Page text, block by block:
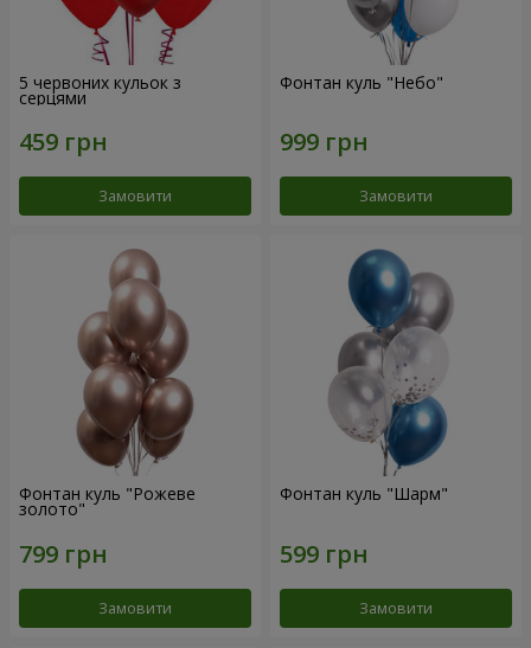
5 червоних кульок з
серцями
Замовити
Фонтан куль "Небо"
Замовити
Фонтан куль "Рожеве
золото"
Замовити
Фонтан куль "Шарм"
Замовити